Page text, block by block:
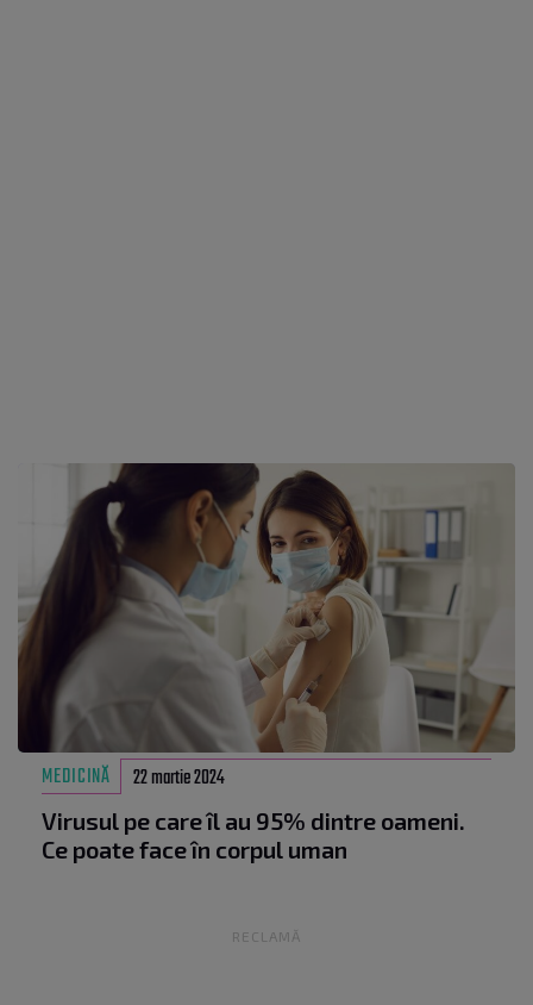
MEDICINĂ 22 martie 2024
Virusul pe care îl au 95% dintre oameni.
Ce poate face în corpul uman
RECLAMĂ